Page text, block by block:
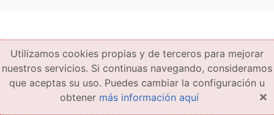
Utilizamos cookies propias y de terceros para mejorar
nuestros servicios. Si continuas navegando, consideramos
que aceptas su uso. Puedes cambiar la configuración u
obtener más información aquí ×